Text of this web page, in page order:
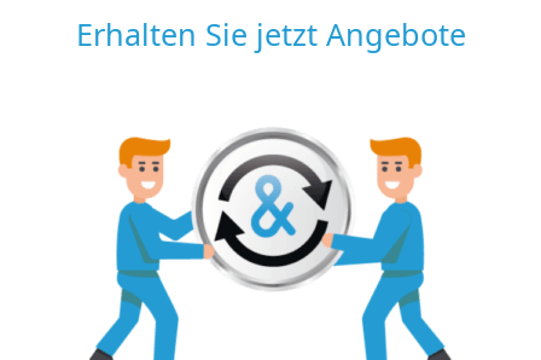
Erhalten Sie jetzt Angebote